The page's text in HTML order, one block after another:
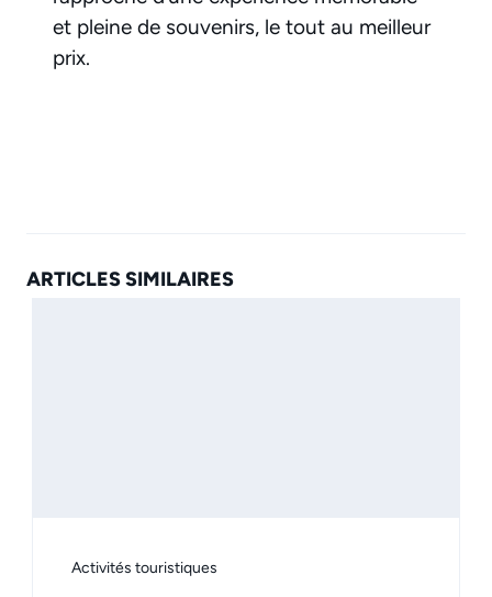
et pleine de souvenirs, le tout au meilleur
prix.
ARTICLES SIMILAIRES
Activités touristiques